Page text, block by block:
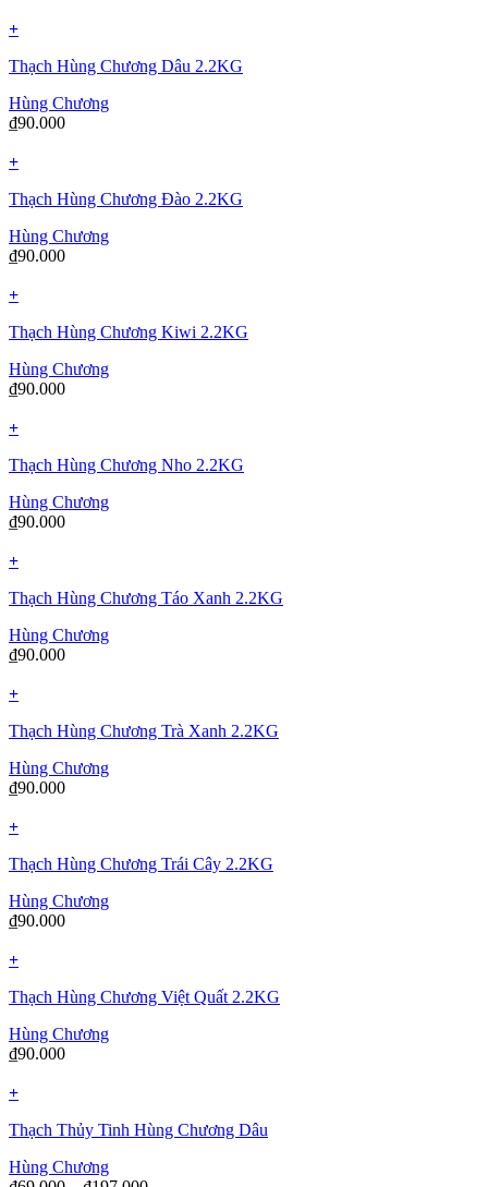
+
Thạch Hùng Chương Dâu 2.2KG
Hùng Chương
₫90.000
+
Thạch Hùng Chương Đào 2.2KG
Hùng Chương
₫90.000
+
Thạch Hùng Chương Kiwi 2.2KG
Hùng Chương
₫90.000
+
Thạch Hùng Chương Nho 2.2KG
Hùng Chương
₫90.000
+
Thạch Hùng Chương Táo Xanh 2.2KG
Hùng Chương
₫90.000
+
Thạch Hùng Chương Trà Xanh 2.2KG
Hùng Chương
₫90.000
+
Thạch Hùng Chương Trái Cây 2.2KG
Hùng Chương
₫90.000
+
Thạch Hùng Chương Việt Quất 2.2KG
Hùng Chương
₫90.000
+
Thạch Thủy Tinh Hùng Chương Dâu
Hùng Chương